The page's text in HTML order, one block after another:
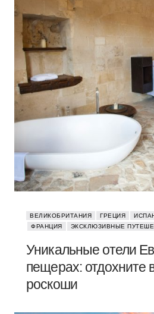
ВЕЛИКОБРИТАНИЯ ГРЕЦИЯ
ФРАНЦИЯ
ЭКСКЛЮЗИВНЫЕ
Уникальные отели
пещерах: отдохните
роскоши